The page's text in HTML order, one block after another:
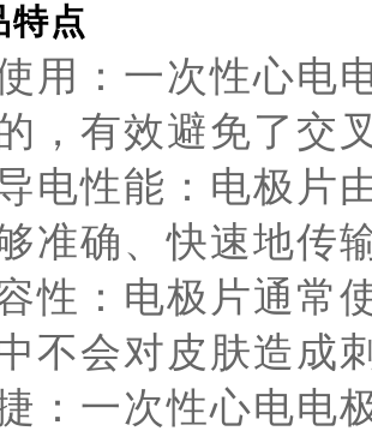
特点
用：一次性心电
，有效避免了交
电性能：电极片
准确、快速地传
性：电极片通常
不会对皮肤造成
：一次性心电电